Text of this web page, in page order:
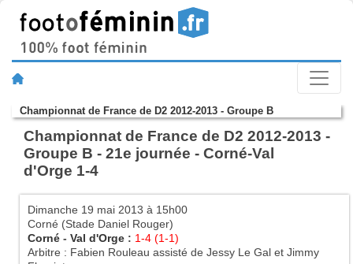
Championnat de France de D2 2012-2013 - Groupe B
Championnat de France de D2 2012-2013 -
Groupe B - 21e journée - Corné-Val
d'Orge 1-4
Dimanche 19 mai 2013 à 15h00
Corné (Stade Daniel Rouger)
Corné - Val d'Orge : 1-4 (1-1)
Arbitre : Fabien Rouleau assisté de Jessy Le Gal et Jimmy